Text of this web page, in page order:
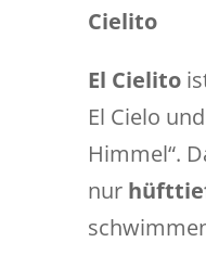
Cielito
El Cielito
El Cielo
Himmel“.
nur